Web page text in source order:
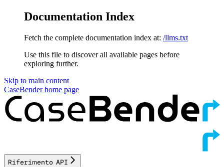
Documentation Index
Fetch the complete documentation index at: /llms.txt
Use this file to discover all available pages before
exploring further.
Skip to main content
CaseBenderhome page
Riferimento API